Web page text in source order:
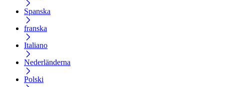
Spanska
franska
Italiano
Nederländerna
Polski